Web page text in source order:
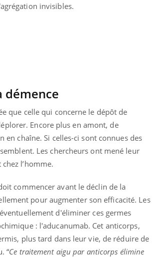
invisibles.
démence
que celle qui concerne le dépôt de
Encore plus en amont, de
chaîne. Si celles-ci sont connues des
Les chercheurs ont mené leur
l’homme.
commencer avant le déclin de la
pour augmenter son efficacité. Les
d'éliminer ces germes
: l'aducanumab. Cet anticorps,
plus tard dans leur vie, de réduire de
“Ce traitement aigu par anticorps élimine